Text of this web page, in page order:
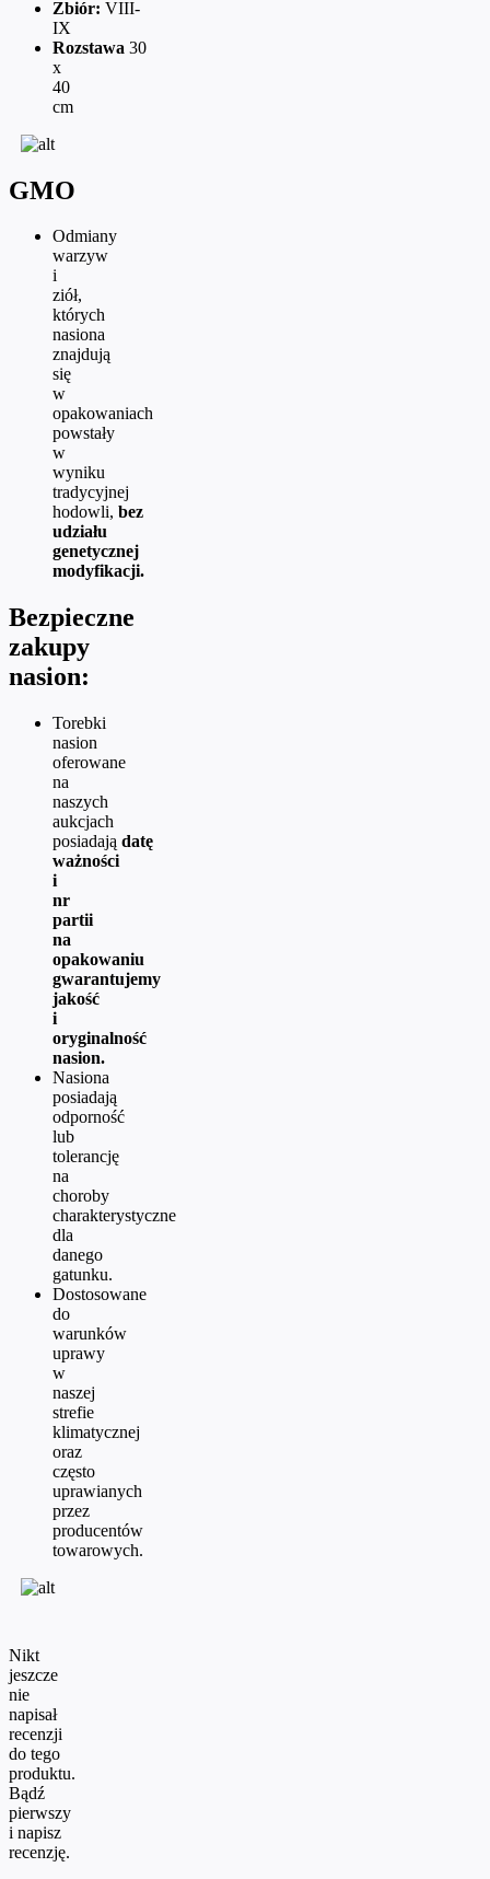
Zbiór: VIII-
IX
Rozstawa 30
x
40
cm
GMO
Odmiany
warzyw
i
ziół,
których
nasiona
znajdują
się
w
opakowaniach
powstały
w
wyniku
tradycyjnej
hodowli, bez
udziału
genetycznej
modyfikacji.
Bezpieczne
zakupy
nasion:
Torebki
nasion
oferowane
na
naszych
aukcjach
posiadają datę
ważności
i
nr
partii
na
opakowaniu
gwarantujemy
jakość
i
oryginalność
nasion.
Nasiona
posiadają
odporność
lub
tolerancję
na
choroby
charakterystyczne
dla
danego
gatunku.
Dostosowane
do
warunków
uprawy
w
naszej
strefie
klimatycznej
oraz
często
uprawianych
przez
producentów
towarowych.
Nikt
jeszcze
nie
napisał
recenzji
do tego
produktu.
Bądź
pierwszy
i napisz
recenzję.